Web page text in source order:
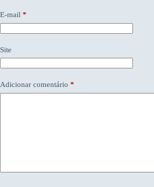
E-mail *
Site
Adicionar comentário *